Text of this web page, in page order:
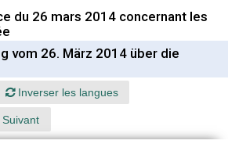
du 26 mars 2014 concernant les
vom 26. März 2014 über die
Inverser les langues
Suivant